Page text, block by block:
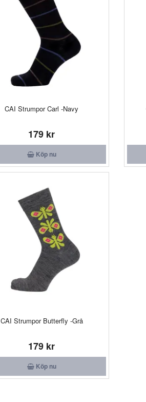
CAI Strumpor Carl -Navy
179 kr
Köp nu
CAI Strumpor Butterfly -Grå
179 kr
Köp nu